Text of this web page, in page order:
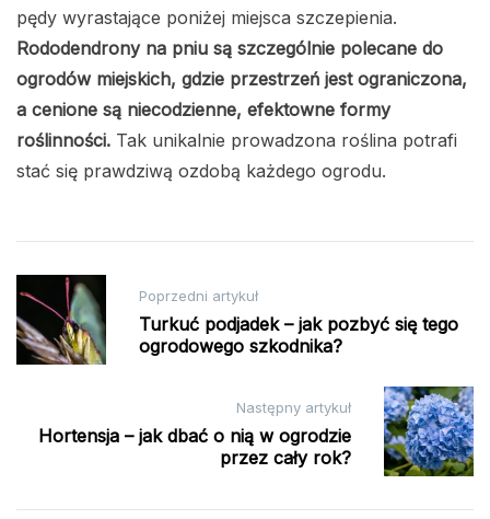
pędy wyrastające poniżej miejsca szczepienia.
Rododendrony na pniu są szczególnie polecane do
ogrodów miejskich, gdzie przestrzeń jest ograniczona,
a cenione są niecodzienne, efektowne formy
roślinności. Tak unikalnie prowadzona roślina potrafi
stać się prawdziwą ozdobą każdego ogrodu.
Nawigacja
wpisu
Poprzedni artykuł
Turkuć podjadek – jak pozbyć się tego
ogrodowego szkodnika?
Następny artykuł
Hortensja – jak dbać o nią w ogrodzie
przez cały rok?